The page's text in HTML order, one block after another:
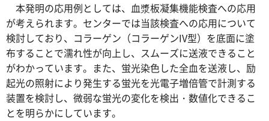
本発明の応用例としては、血漿板凝集機能検査への応用
が考えられます。センターでは当該検査への応用について
検討しており、コラーゲン（コラーゲンIV型）を底面に塗
布することで濡れ性が向上し、スムーズに送液できること
がわかっています。また、蛍光染色した全血を送液し、励
起光の照射により発生する蛍光を光電子増倍管で計測する
装置を検討し、微弱な蛍光の変化を検出・数値化できるこ
とを明らかにしています。